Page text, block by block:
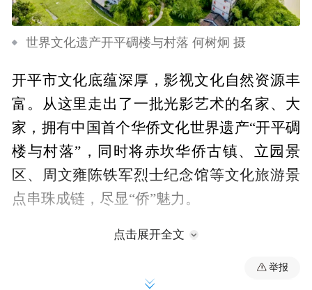
世界文化遗产开平碉楼与村落 何树炯 摄
开平市文化底蕴深厚，影视文化自然资源丰
富。从这里走出了一批光影艺术的名家、大
家，拥有中国首个华侨文化世界遗产“开平碉
楼与村落”，同时将赤坎华侨古镇、立园景
区、周文雍陈铁军烈士纪念馆等文化旅游景
点串珠成链，尽显“侨”魅力。
点击展开全文
举报